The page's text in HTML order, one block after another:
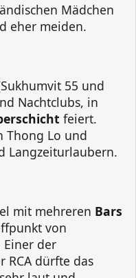
Mädchen
eher meiden.
55 und
Nachtclubs, in
feiert.
Thong Lo und
Langzeiturlaubern.
mit mehreren Bars
von
Einer der
RCA dürfte das